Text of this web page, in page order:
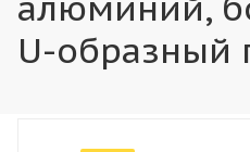
U-образный